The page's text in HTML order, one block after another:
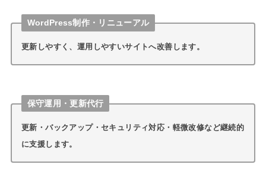
WordPress制作・リニューアル
更新しやすく、運用しやすいサイトへ改善します。
保守運用・更新代行
更新・バックアップ・セキュリティ対応・軽微改修など継続的
に支援します。